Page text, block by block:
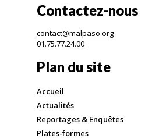
Contactez-nous
contact@malpaso.org
01.75.77.24.00
Plan du site
Accueil
Actualités
Reportages & Enquêtes
Plates-formes